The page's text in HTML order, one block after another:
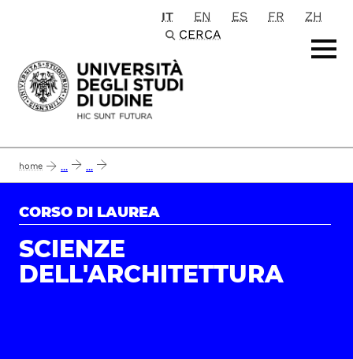
Passa al contenuto principale
IT EN ES FR
ZH
CERCA
home ... ...
CORSO DI LAUREA
SCIENZE
DELL'ARCHITETTURA